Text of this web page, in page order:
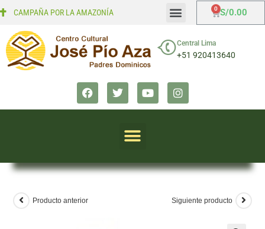
CAMPAÑA POR LA AMAZONÍA S/0.00
Central Lima
+51 920413640
Producto anterior Siguiente producto